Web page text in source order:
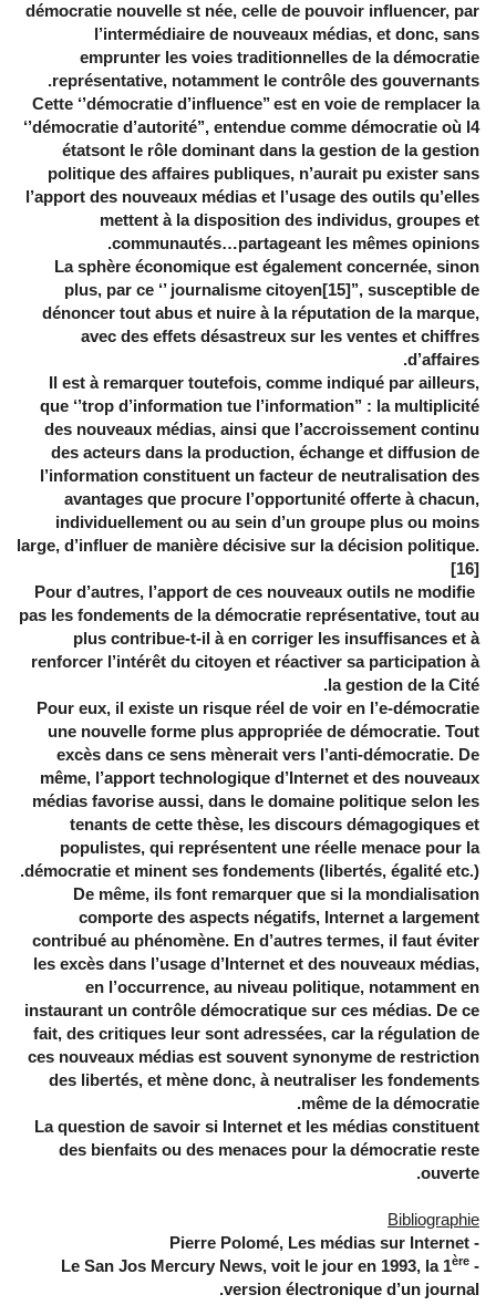
démocratie nouvelle st née, celle de pouvoir influencer, par
l’intermédiaire de nouveaux médias, et donc, sans
emprunter les voies traditionnelles de la démocratie
représentative, notamment le contrôle des gouvernants.
Cette ‘’démocratie d’influence’’ est en voie de remplacer la
‘’démocratie d’autorité’’, entendue comme démocratie où l4
étatsont le rôle dominant dans la gestion de la gestion
politique des affaires publiques, n’aurait pu exister sans
l’apport des nouveaux médias et l’usage des outils qu’elles
mettent à la disposition des individus, groupes et
communautés…partageant les mêmes opinions.
La sphère économique est également concernée, sinon
plus, par ce ‘’ journalisme citoyen[15]’’, susceptible de
dénoncer tout abus et nuire à la réputation de la marque,
avec des effets désastreux sur les ventes et chiffres
d’affaires.
Il est à remarquer toutefois, comme indiqué par ailleurs,
que ‘’trop d’information tue l’information’’ : la multiplicité
des nouveaux médias, ainsi que l’accroissement continu
des acteurs dans la production, échange et diffusion de
l’information constituent un facteur de neutralisation des
avantages que procure l’opportunité offerte à chacun,
individuellement ou au sein d’un groupe plus ou moins
large, d’influer de manière décisive sur la décision politique.
[16]
Pour d’autres, l’apport de ces nouveaux outils ne modifie
pas les fondements de la démocratie représentative, tout au
plus contribue-t-il à en corriger les insuffisances et à
renforcer l’intérêt du citoyen et réactiver sa participation à
la gestion de la Cité.
Pour eux, il existe un risque réel de voir en l’e-démocratie
une nouvelle forme plus appropriée de démocratie. Tout
excès dans ce sens mènerait vers l’anti-démocratie. De
même, l’apport technologique d’Internet et des nouveaux
médias favorise aussi, dans le domaine politique selon les
tenants de cette thèse, les discours démagogiques et
populistes, qui représentent une réelle menace pour la
démocratie et minent ses fondements (libertés, égalité etc.).
De même, ils font remarquer que si la mondialisation
comporte des aspects négatifs, Internet a largement
contribué au phénomène. En d’autres termes, il faut éviter
les excès dans l’usage d’Internet et des nouveaux médias,
en l’occurrence, au niveau politique, notamment en
instaurant un contrôle démocratique sur ces médias. De ce
fait, des critiques leur sont adressées, car la régulation de
ces nouveaux médias est souvent synonyme de restriction
des libertés, et mène donc, à neutraliser les fondements
même de la démocratie.
La question de savoir si Internet et les médias constituent
des bienfaits ou des menaces pour la démocratie reste
ouverte.
Bibliographie
- Pierre Polomé, Les médias sur Internet
- Le San Jos Mercury News, voit le jour en 1993, la 1
ère
version électronique d’un journal.